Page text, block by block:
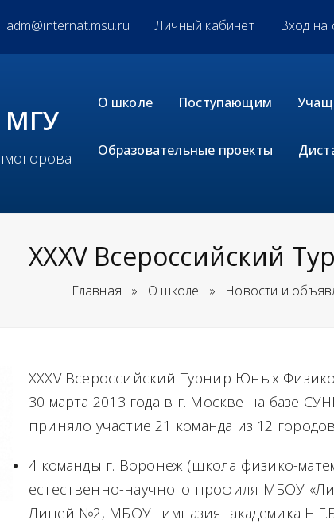
adm@internat.msu.ru Личный кабинет Вход на
О школе Поступающим
Образовательные проекты
XXXV Всероссийский
Главная » О школе » Новости и
XXXV Всероссийский Турнир Юных
30 марта 2013 года в г. Москве на базе
приняло участие 21 команда из 12
4 команды г. Воронеж (школа физико-
естественно-научного профиля МБОУ
Лицей №2, МБОУ гимназия академика